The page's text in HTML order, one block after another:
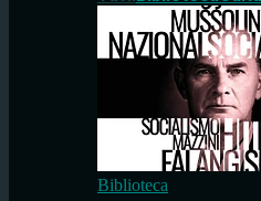
Biblioteca